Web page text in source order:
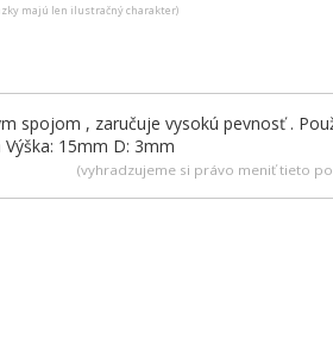
majú len ilustračný charakter)
spojom , zaručuje vysokú pevnosť .
15mm D: 3mm
(vyhradzujeme si právo meniť tieto